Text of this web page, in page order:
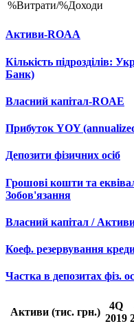
%Витрати/%Доходи
Активи-ROAA
Кількість підрозділів:
Банк)
Власний капітал-ROAE
Прибуток YOY
Депозити фізичних осіб
Грошові кошти та
Зобов'язання
Власний капітал /
Коеф. резервування
Частка в депозитах фіз.
Активи (тис. грн.)
4Q
2019